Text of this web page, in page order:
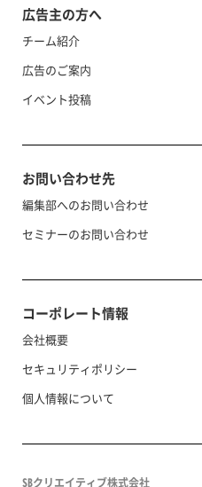
広告主の方へ
チーム紹介
広告のご案内
イベント投稿
お問い合わせ先
編集部へのお問い合わせ
セミナーのお問い合わせ
コーポレート情報
会社概要
セキュリティポリシー
個人情報について
SBクリエイティブ株式会社